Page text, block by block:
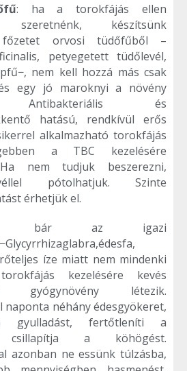
: ha a torokfájás ellen
szeretnénk, készítsünk
főzetet orvosi tüdőfűből –
petyegetett tüdőlevél,
nem kell hozzá más csak
egy jó maroknyi a növény
Antibakteriális és
hatású, rendkívül erős
alkalmazható torokfájás
a TBC kezelésére
nem tudjuk beszerezni,
pótolhatjuk. Szinte
érhetjük el.
bár az igazi
íze miatt nem mindenki
kezelésére kevés
gyógynövény létezik.
naponta néhány édesgyökeret,
gyulladást, fertőtleníti a
csillapítja a köhögést.
azonban ne essünk túlzásba,